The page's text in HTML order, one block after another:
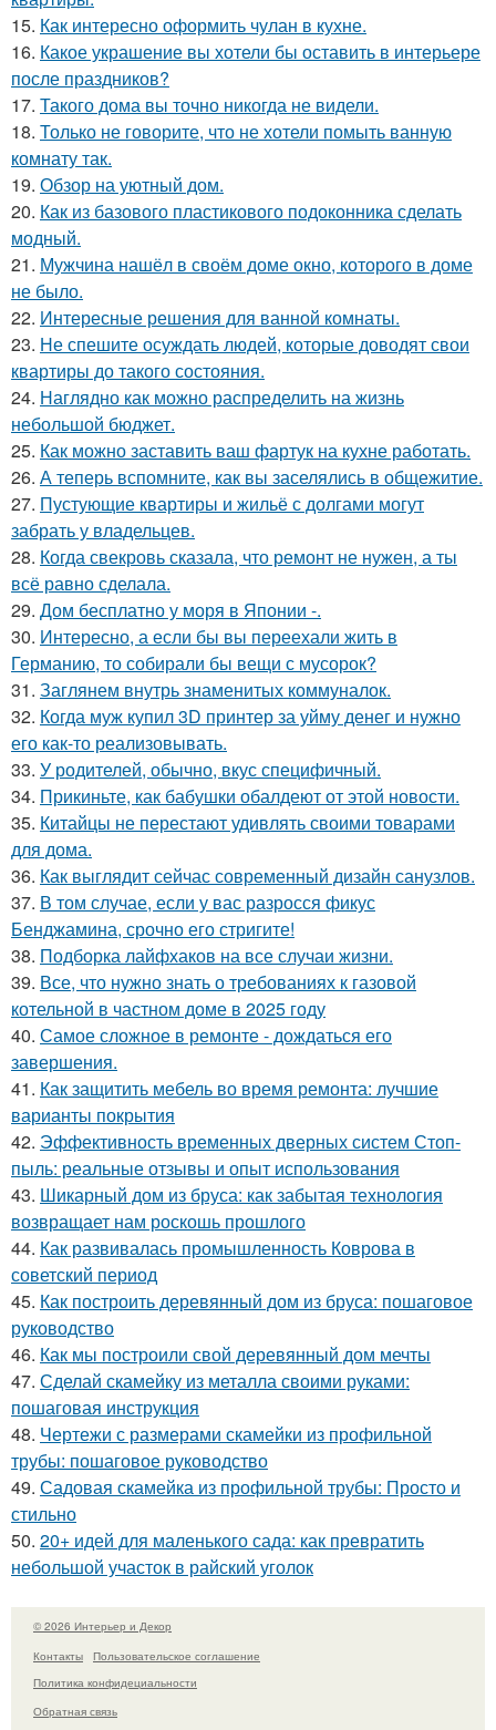
15. Как интересно оформить чулан в кухне.
16. Какое украшение вы хотели бы оставить в интерьере
после праздников?
17. Такого дома вы точно никогда не видели.
18. Только не говорите, что не хотели помыть ванную
комнату так.
19. Обзор на уютный дом.
20. Как из базового пластикового подоконника сделать
модный.
21. Мужчина нашёл в своём доме окно, которого в доме
не было.
22. Интересные решения для ванной комнаты.
23. Не спешите осуждать людей, которые доводят свои
квартиры до такого состояния.
24. Наглядно как можно распределить на жизнь
небольшой бюджет.
25. Как можно заставить ваш фартук на кухне работать.
26. А теперь вспомните, как вы заселялись в общежитие.
27. Пустующие квартиры и жильё с долгами могут
забрать у владельцев.
28. Когда свекровь сказала, что ремонт не нужен, а ты
всё равно сделала.
29. Дом бесплатно у моря в Японии -.
30. Интересно, а если бы вы переехали жить в
Германию, то собирали бы вещи с мусорок?
31. Заглянем внутрь знаменитых коммуналок.
32. Когда муж купил 3D принтер за уйму денег и нужно
его как-то реализовывать.
33. У родителей, обычно, вкус специфичный.
34. Прикиньте, как бабушки обалдеют от этой новости.
35. Китайцы не перестают удивлять своими товарами
для дома.
36. Как выглядит сейчас современный дизайн санузлов.
37. В том случае, если у вас разросся фикус
Бенджамина, срочно его стригите!
38. Подборка лайфхаков на все случаи жизни.
39. Все, что нужно знать о требованиях к газовой
котельной в частном доме в 2025 году
40. Самое сложное в ремонте - дождаться его
завершения.
41. Как защитить мебель во время ремонта: лучшие
варианты покрытия
42. Эффективность временных дверных систем Стоп-
пыль: реальные отзывы и опыт использования
43. Шикарный дом из бруса: как забытая технология
возвращает нам роскошь прошлого
44. Как развивалась промышленность Коврова в
советский период
45. Как построить деревянный дом из бруса: пошаговое
руководство
46. Как мы построили свой деревянный дом мечты
47. Сделай скамейку из металла своими руками:
пошаговая инструкция
48. Чертежи с размерами скамейки из профильной
трубы: пошаговое руководство
49. Садовая скамейка из профильной трубы: Просто и
стильно
50. 20+ идей для маленького сада: как превратить
небольшой участок в райский уголок
© 2026 Интерьер и Декор
Контакты
Пользовательское соглашение
Политика конфидециальности
Обратная связь